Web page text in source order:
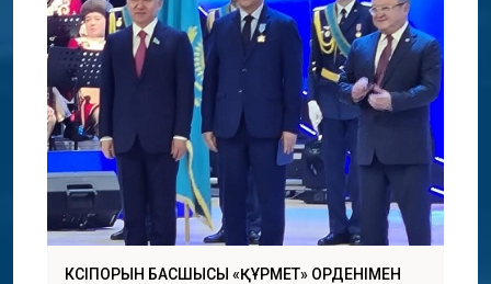
КӘСІПОРЫН БАСШЫСЫ «ҚҰРМЕТ» ОРДЕНІМЕН